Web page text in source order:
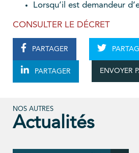
Lorsqu’il est demandeur
CONSULTER LE DÉCRET
PARTAGER
PARTAGER ENVOYER
NOS AUTRES
Actualités